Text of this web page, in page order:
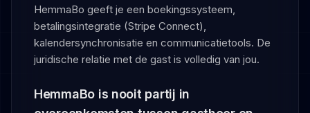
HemmaBo geeft je een boekingssysteem,
betalingsintegratie (Stripe Connect),
kalendersynchronisatie en communicatietools. De
juridische relatie met de gast is volledig van jou.
HemmaBo is nooit partij in